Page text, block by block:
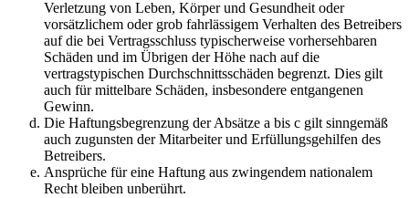
Verletzung von Leben, Körper und Gesundheit oder
vorsätzlichem oder grob fahrlässigem Verhalten des Betreibers
auf die bei Vertragsschluss typischerweise vorhersehbaren
Schäden und im Übrigen der Höhe nach auf die
vertragstypischen Durchschnittsschäden begrenzt. Dies gilt
auch für mittelbare Schäden, insbesondere entgangenen
Gewinn.
Die Haftungsbegrenzung der Absätze a bis c gilt sinngemäß
auch zugunsten der Mitarbeiter und Erfüllungsgehilfen des
Betreibers.
Ansprüche für eine Haftung aus zwingendem nationalem
Recht bleiben unberührt.